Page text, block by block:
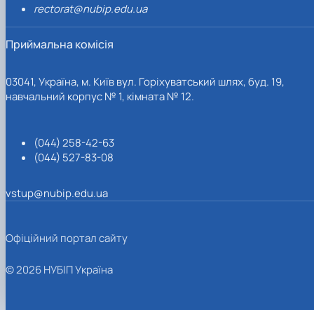
rectorat@nubip.edu.ua
Приймальна комісія
03041, Україна, м. Київ вул. Горіхуватський шлях, буд. 19,
навчальний корпус № 1, кімната № 12.
(044) 258-42-63
(044) 527-83-08
vstup@nubip.edu.ua
Офіційний портал сайту
© 2026 НУБІП Україна